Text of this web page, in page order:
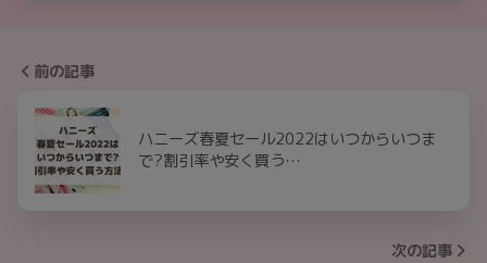
前の記事
ハニーズ春夏セール2022はいつからいつま
で?割引率や安く買う…
次の記事